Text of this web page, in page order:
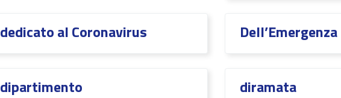
dedicato al Coronavirus Dell’Emergenza
dipartimento diramata